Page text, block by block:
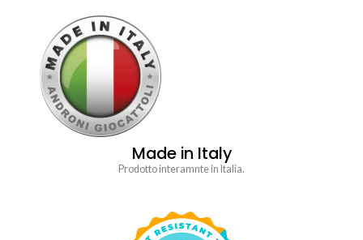
Made in Italy
Prodotto interamnte in Italia.